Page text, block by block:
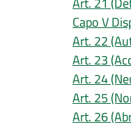
Capo V
Art. 22
Art. 23
Art. 24
Art. 25
Art. 26